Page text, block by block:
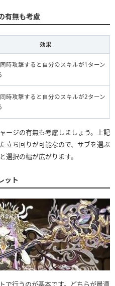
有無も考慮
効果
時攻撃すると自分のスキルが1ターン
時攻撃すると自分のスキルが2ターン
ージの有無も考慮しましょう。上記
立ち回りが可能なので、サブを選ぶ
選択の幅が広がります。
ット
で行うのが基本です。どちらが最適